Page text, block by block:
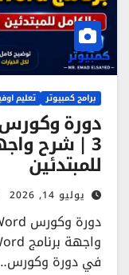
برامج كمبيوتر تعليم
للمبتدئين
يوليو 14, 2026
في دورة